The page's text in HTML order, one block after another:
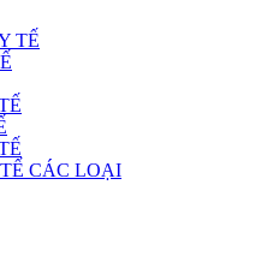
TẾ
CÁC LOẠI